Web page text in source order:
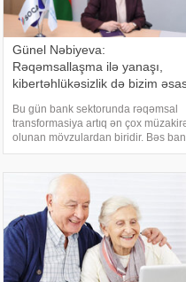
Günel Nəbiyeva:
Rəqəmsallaşma ilə yanaşı,
kibertəhlükəsizlik də bizim
Bu gün bank sektorunda rəqəmsal
transformasiya artıq ən çox
olunan mövzulardan biridir. Bəs
üçün rəqəmsal transformasiya nə
üstünlükləri verir. Bu barədə "Azər-